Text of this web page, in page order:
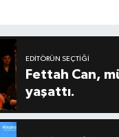
EDITÖRÜN SEÇTIĞI
Fettah Can,
yaşattı.